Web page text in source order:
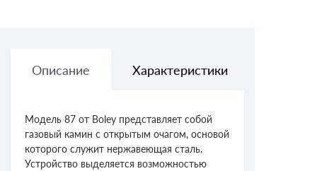
Описание Характеристики
Модель 87 от Boley представляет собой
газовый камин с открытым очагом, основой
которого служит нержавеющая сталь.
Устройство выделяется возможностью